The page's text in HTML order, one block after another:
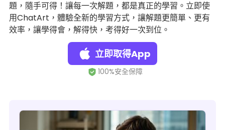
題，隨手可得！讓每一次解題，都是真正的學習。立即使
用ChatArt，體驗全新的學習方式，讓解題更簡單、更有
效率，讓學得會，解得快，考得好一次到位。
立即取得App